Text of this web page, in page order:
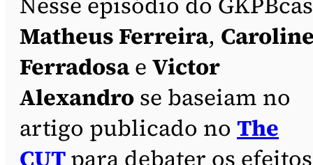
Matheus Ferreira,
Ferradosae Victor
Alexandro se baseiam no
artigo publicado no The
CUTpara debater os efeitos